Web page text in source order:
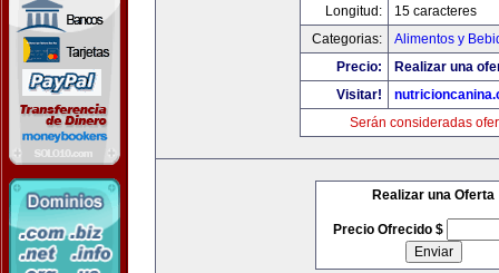
Longitud:
15 caracteres
Categorias:
Alimentos y
Precio:
Realizar una
Visitar!
Serán consideradas
Realizar una Oferta
Precio Ofrecido $